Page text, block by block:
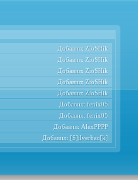
Добавил: ZioSHik
Добавил: ZioSHik
Добавил: ZioSHik
Добавил: ZioSHik
Добавил: ZioSHik
Добавил: fenix05
Добавил: fenix05
Добавил: AlexPPPP
Добавил: [S]ilverbac[k]